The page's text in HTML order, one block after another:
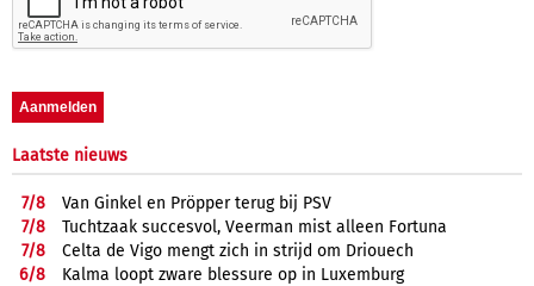
Laatste nieuws
7/8
Van Ginkel en Pröpper terug bij PSV
7/8
Tuchtzaak succesvol, Veerman mist alleen Fortuna
7/8
Celta de Vigo mengt zich in strijd om Driouech
6/8
Kalma loopt zware blessure op in Luxemburg